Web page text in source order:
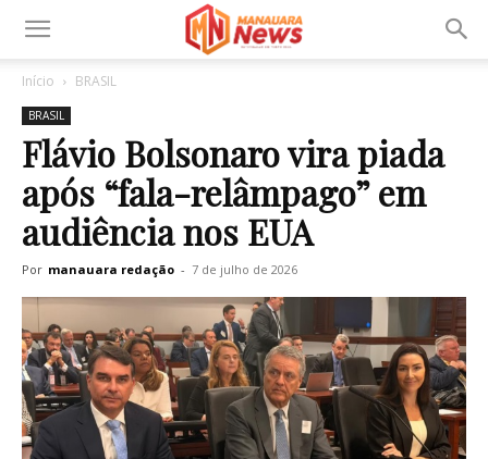
Início BRASIL
BRASIL
Flávio Bolsonaro vira piada
após “fala-relâmpago” em
audiência nos EUA
Por manauara redação - 7 de julho de 2026